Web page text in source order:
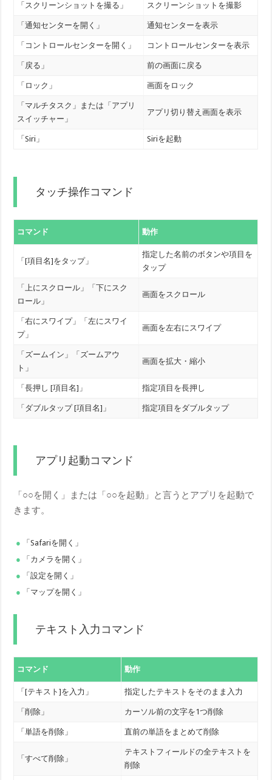
「スクリーンショットを撮る」 スクリーンショットを撮影
「通知センターを開く」 通知センターを表示
「コントロールセンターを開く」 コントロールセンターを表示
「戻る」 前の画面に戻る
「ロック」 画面をロック
「マルチタスク」または「アプリ
スイッチャー」
アプリ切り替え画面を表示
「Siri」 Siriを起動
タッチ操作コマンド
コマンド 動作
「[項目名]をタップ」
指定した名前のボタンや項目を
タップ
「上にスクロール」「下にスク
ロール」
画面をスクロール
「右にスワイプ」「左にスワイ
プ」
画面を左右にスワイプ
「ズームイン」「ズームアウ
ト」
画面を拡大・縮小
「長押し [項目名]」 指定項目を長押し
「ダブルタップ [項目名]」 指定項目をダブルタップ
アプリ起動コマンド
「○○を開く」または「○○を起動」と言うとアプリを起動で
きます。
「Safariを開く」
「カメラを開く」
「設定を開く」
「マップを開く」
テキスト入力コマンド
コマンド 動作
「[テキスト]を入力」 指定したテキストをそのまま入力
「削除」 カーソル前の文字を1つ削除
「単語を削除」 直前の単語をまとめて削除
「すべて削除」
テキストフィールドの全テキストを
削除